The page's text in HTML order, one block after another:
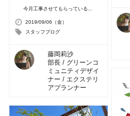
今月工事させてもらっている...
2019/09/06（金）
スタッフブログ
藤岡莉沙
部長 / グリーンコ
ミュニティデザイ
ナー / エクステリ
アプランナー